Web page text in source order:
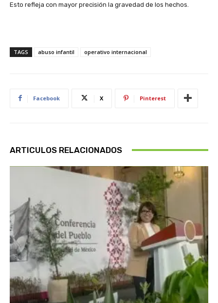
Esto refleja con mayor precisión la gravedad de los hechos.
TAGS abuso infantil operativo internacional
Facebook X Pinterest
ARTICULOS RELACIONADOS